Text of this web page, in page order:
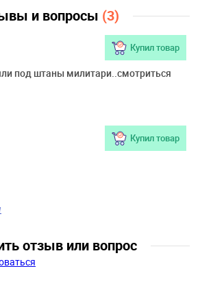
и вопросы (3)
Купил товар
под штаны милитари..смотриться
Купил товар
отзыв или вопрос